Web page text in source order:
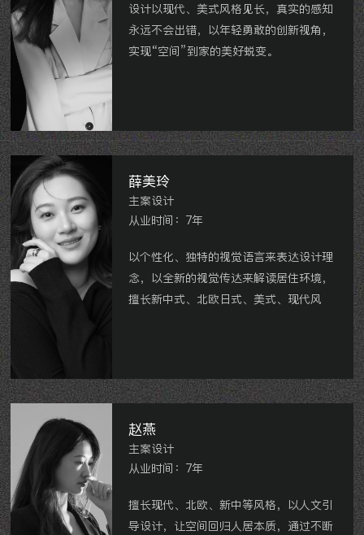
设计以现代、美式风格见长，真实的感知
永远不会出错，以年轻勇敢的创新视角，
实现“空间”到家的美好蜕变。
薛美玲
主案设计
从业时间：7年
以个性化、独特的视觉语言来表达设计理
念，以全新的视觉传达来解读居住环境，
擅长新中式、北欧日式、美式、现代风
常发豪郡、盛世名门、大象洋楼、湟里金
水岸花苑、清潭南苑、金地天际、银河湾
电脑城银座等
赵燕
主案设计
从业时间：7年
擅长现代、北欧、新中等风格，以人文引
导设计，让空间回归人居本质，通过不断